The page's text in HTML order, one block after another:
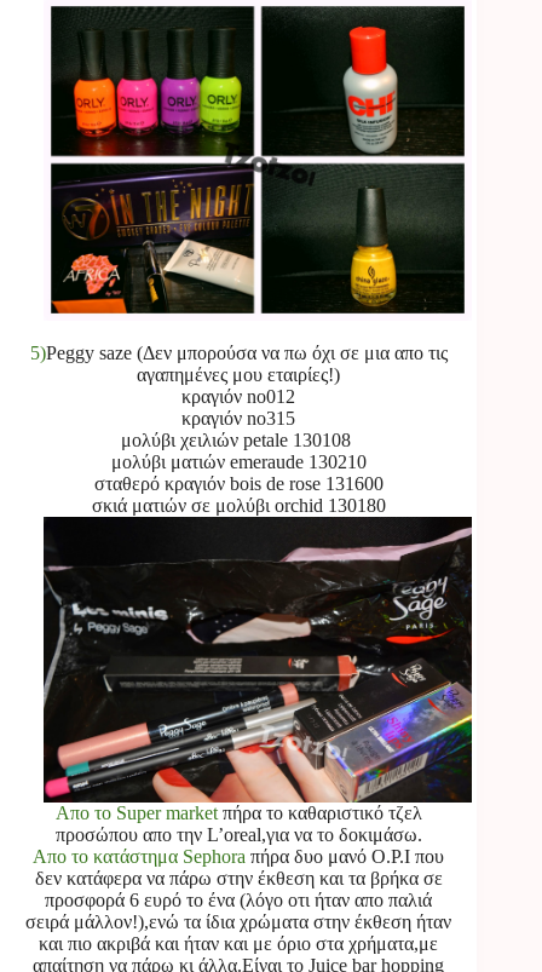
5)Peggy saze (Δεν μπορούσα να πω όχι σε μια απο τις
αγαπημένες μου εταιρίες!)
κραγιόν no012
κραγιόν no315
μολύβι χειλιών petale 130108
μολύβι ματιών emeraude 130210
σταθερό κραγιόν bois de rose 131600
σκιά ματιών σε μολύβι orchid 130180
Απο το Super market πήρα το καθαριστικό τζελ
προσώπου απο την L’oreal,για να το δοκιμάσω.
Απο το κατάστημα Sephoraπήρα δυο μανό O.P.I που
δεν κατάφερα να πάρω στην έκθεση και τα βρήκα σε
προσφορά 6 ευρό το ένα (λόγο οτι ήταν απο παλιά
σειρά μάλλον!),ενώ τα ίδια χρώματα στην έκθεση ήταν
και πιο ακριβά και ήταν και με όριο στα χρήματα,με
απαίτηση να πάρω κι άλλα.Είναι το Juice bar hopping